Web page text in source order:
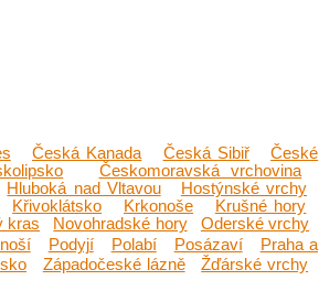
Česká Kanada Česká Sibiř
České
Českomoravská vrchovina
Hluboká nad Vltavou
Hostýnské vrchy
Křivoklátsko Krkonoše
Krušné hory
kras Novohradské hory
Oderské vrchy
Podyjí Polabí Posázaví
Praha a
Západočeské lázně
Žďárské vrchy